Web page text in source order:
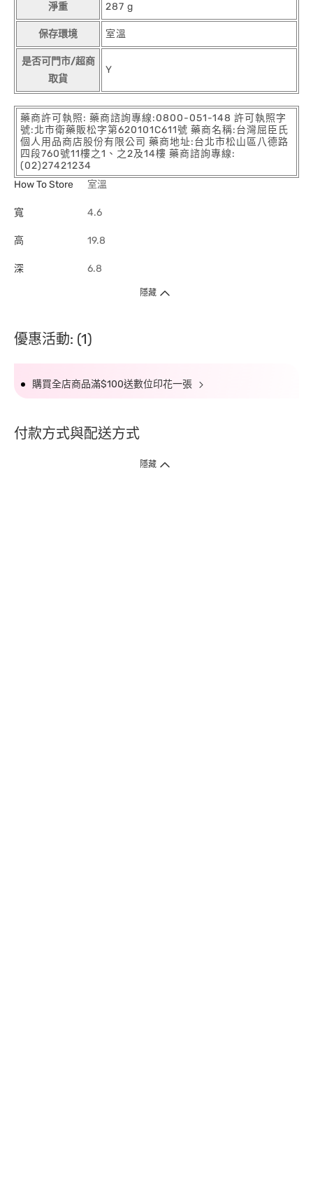
淨重 287 g
保存環境 室溫
是否可門市/超商
取貨
Y
藥商許可執照: 藥商諮詢專線:0800-051-148 許可執照字
號:北市衛藥販松字第620101C611號 藥商名稱:台灣屈臣氏
個人用品商店股份有限公司 藥商地址:台北市松山區八德路
四段760號11樓之1、之2及14樓 藥商諮詢專線:
(02)27421234
How To Store
室溫
寬 4.6
高 19.8
深 6.8
隱藏
優惠活動: (1)
購買全店商品滿$100送數位印花一張
付款方式與配送方式
隱藏